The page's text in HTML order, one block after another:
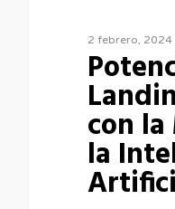
2 febrero, 2024
con
la